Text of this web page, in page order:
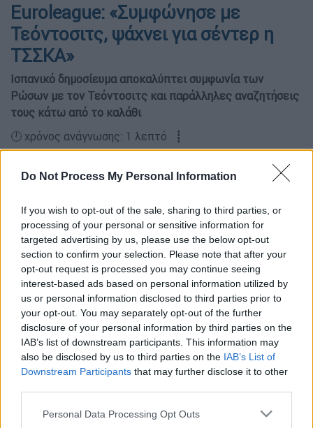
Do Not Process My Personal Information
If you wish to opt-out of the sale, sharing to third parties, or
processing of your personal or sensitive information for
targeted advertising by us, please use the below opt-out
section to confirm your selection. Please note that after your
opt-out request is processed you may continue seeing
interest-based ads based on personal information utilized by
us or personal information disclosed to third parties prior to
your opt-out. You may separately opt-out of the further
disclosure of your personal information by third parties on the
IAB’s list of downstream participants. This information may
also be disclosed by us to third parties on the IAB’s List of
Downstream Participants that may further disclose it to other
Please note that this website/app uses one or more Google
Personal Data Processing Opt Outs
Euroleague: «Συμφώνησε με
Τεόντοσιτς, ψάχνει για σέντερ η
ΤΣΣΚΑ»
Ισπανικό δημοσίευμα αποκαλύπτει συμφωνία των
Ρώσων με τον Τεόντοσιτς και παράλληλες αναζητήσεις
τους κάτω από το καλάθι
🕛 χρόνος ανάγνωσης: 1 λεπτό ┋
Ετοιμος να μετακομίσει ξανά στη Μόσχα ο Μίλος Τεόντοσιτς